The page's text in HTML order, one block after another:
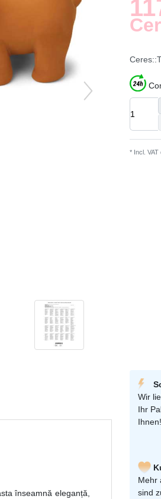
* Incl. VAT
înseamnă eleganță,
Wir
Ihr
Ihnen!
Mehr
sind